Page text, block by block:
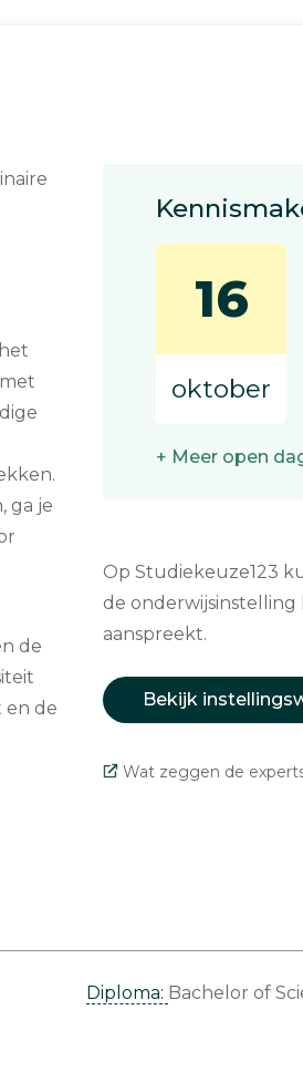
ga je
de
en de
16
oktober
+ Meer open
Op Studiekeuze123
de onderwijsinstelling
aanspreekt.
Bekijk
Wat zeggen de
Diploma: Bachelor of